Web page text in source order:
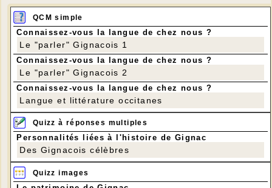
QCM simple
Connaissez-vous la langue de chez nous ?
Le "parler" Gignacois 1
Connaissez-vous la langue de chez nous ?
Le "parler" Gignacois 2
Connaissez-vous la langue de chez nous ?
Langue et littérature occitanes
Quizz à réponses multiples
Personnalités liées à l'histoire de Gignac
Des Gignacois célèbres
Quizz images